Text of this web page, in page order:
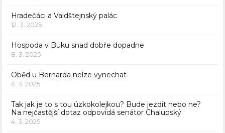
Hradečáci a Valdštejnský palác
12. 3. 2025
Hospoda v Buku snad dobře dopadne
8. 3. 2025
Oběd u Bernarda nelze vynechat
4. 3. 2025
Tak jak je to s tou úzkokolejkou? Bude jezdit nebo ne?
Na nejčastější dotaz odpovídá senátor Chalupský
4. 3. 2025